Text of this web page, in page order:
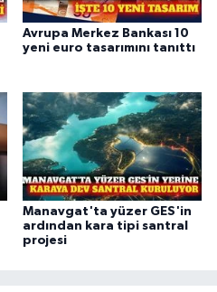
Avrupa Merkez Bankası 10
yeni euro tasarımını tanıttı
Manavgat'ta yüzer GES'in
ardından kara tipi santral
projesi